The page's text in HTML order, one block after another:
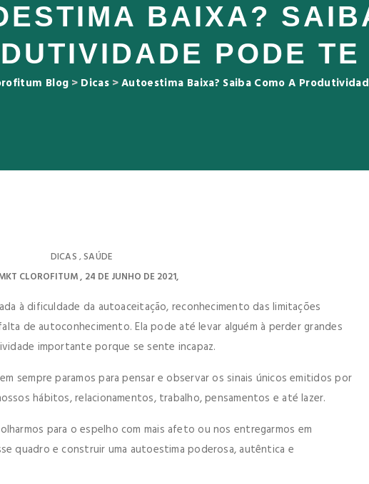
BAIXA?
PODE
Blog > Dicas >Autoestima Baixa? Saiba Como A
DICAS ,SAÚDE
CLOROFITUM 24 DE JUNHO DE 2021
à dificuldade da autoaceitação, reconhecimento das limitações
de autoconhecimento. Ela pode até levar alguém à perder grandes
importante porque se sente incapaz.
sempre paramos para pensar e observar os sinais únicos emitidos por
hábitos, relacionamentos, trabalho, pensamentos e até lazer.
para o espelho com mais afeto ou nos entregarmos em
quadro e construir uma autoestima poderosa, autêntica e